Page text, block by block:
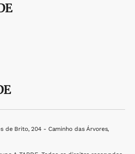
de Brito, 204 - Caminho das Árvores,